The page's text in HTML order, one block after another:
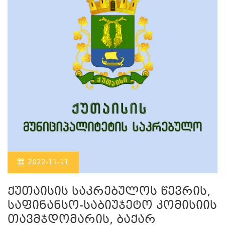
2022-11-11
ქუთაისის საკრებულოს წევრის,
საფინანსო-საბიუჯეტო კომისიის
თავმჯდომარის, ბაქარ